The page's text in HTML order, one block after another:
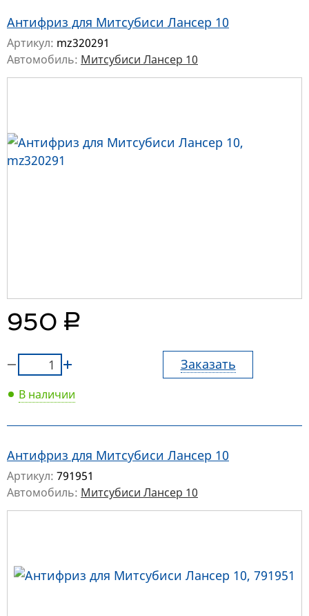
Антифриз для Митсубиси Лансер 10
Артикул: mz320291
Автомобиль: Митсубиси Лансер 10
950 руб.
Заказать
В наличии
Антифриз для Митсубиси Лансер 10
Артикул: 791951
Автомобиль: Митсубиси Лансер 10